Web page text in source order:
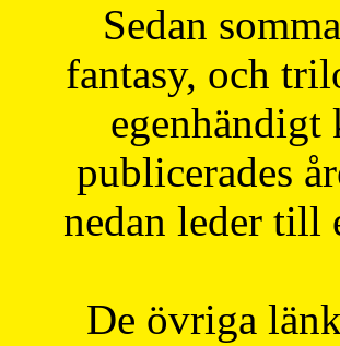
Sedan
fantasy, och
egenhändigt
publicerades
nedan leder till
De övriga